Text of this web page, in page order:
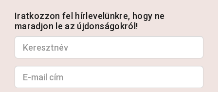
Iratkozzon fel hírlevelünkre, hogy ne
maradjon le az újdonságokról!